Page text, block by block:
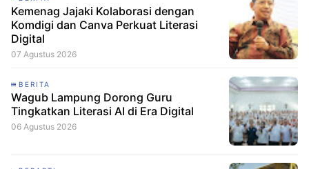
Kemenag Jajaki Kolaborasi dengan
Komdigi dan Canva Perkuat Literasi
Digital
07 Agustus 2026
BERITA
Wagub Lampung Dorong Guru
Tingkatkan Literasi AI di Era Digital
06 Agustus 2026